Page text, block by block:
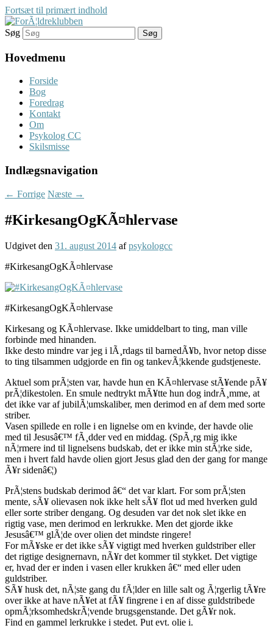
Fortsæt til primært indhold
ForÃ¦ldreklubben
Her finder du gode rÃ¥d
Søg
Hovedmenu
Forside
Bog
Foredrag
Kontakt
Om
Psykolog CC
Skilsmisse
Indlægsnavigation
← Forrige Næste →
#KirkesangOgKÃ¤hlervase
Udgivet den 31. august 2014 afpsykologcc
#KirkesangOgKÃ¤hlervase
#KirkesangOgKÃ¤hlervase
Kirkesang og KÃ¤hlervase. Ikke umiddelbart to ting, man ville
forbinde med hinanden.
Ikke desto mindre var jeg i lÃ¸rdags til barnedÃ¥b, hvor netop disse
to ting tilsammen udgjorde en fin og tankevÃ¦kkende gudstjeneste.
Aktuel som prÃ¦sten var, havde hun en KÃ¤hlervase stÃ¥ende pÃ¥
prÃ¦dikestolen. En smule nedtrykt mÃ¥tte hun dog indrÃ¸mme, at
det ikke var af jubilÃ¦umskaliber, men derimod en af dem med sorte
striber.
Vasen spillede en rolle i en lignelse om en kvinde, der havde olie
med til Jesusâ€™ fÃ¸dder ved en middag. (SpÃ¸rg mig ikke
nÃ¦rmere ind til lignelsens budskab, det er ikke min stÃ¦rke side,
men i hvert fald havde olien gjort Jesus glad den der gang for mange
Ã¥r sidenâ€¦)
PrÃ¦stens budskab derimod â€“ det var klart. For som prÃ¦sten
mente, sÃ¥ olievasen nok ikke helt sÃ¥ flot ud med hverken guld
eller sorte striber dengang. Og desuden var det nok slet ikke en
rigtig vase, men derimod en lerkrukke. Men det gjorde ikke
Jesusâ€™ glÃ¦de over olien det mindste ringere!
For mÃ¥ske er det ikke sÃ¥ vigtigt med hverken guldstriber eller
det rigtige designernavn, nÃ¥r det kommer til stykket. Det vigtige
er, hvad der er inden i vasen eller krukken â€“ med eller uden
guldstriber.
SÃ¥ husk det, nÃ¦ste gang du fÃ¦lder en lille salt og Ã¦rgerlig tÃ¥re
over ikke at have nÃ¥et at fÃ¥ fingrene i en af disse guldstribede
opmÃ¦rksomhedskrÃ¦vende brugsgenstande. Det gÃ¥r nok.
Find en gammel lerkrukke i stedet. Put evt. olie i.